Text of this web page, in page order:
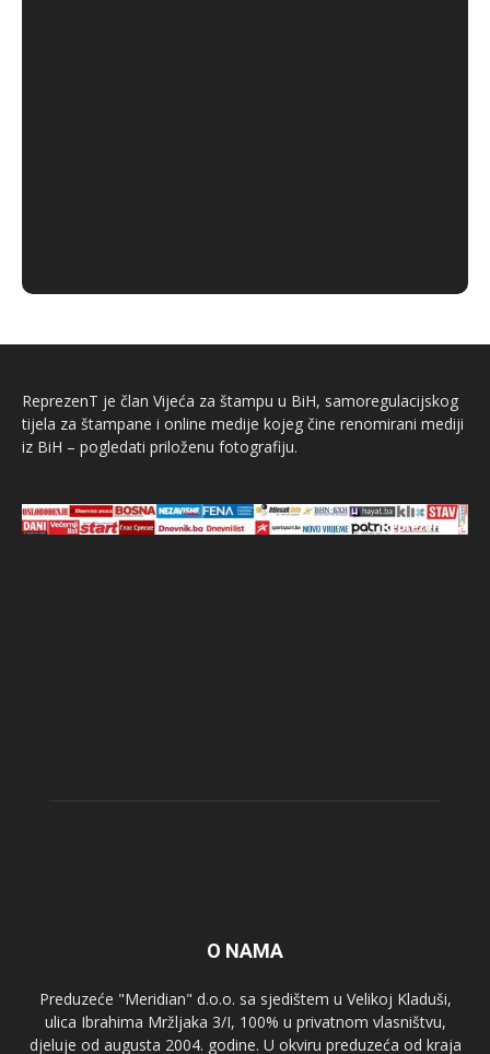
ReprezenT je član Vijeća za štampu u BiH, samoregulacijskog
tijela za štampane i online medije kojeg čine renomirani mediji
iz BiH – pogledati priloženu fotografiju.
O NAMA
Preduzeće "Meridian" d.o.o. sa sjedištem u Velikoj Kladuši,
ulica Ibrahima Mržljaka 3/I, 100% u privatnom vlasništvu,
djeluje od augusta 2004. godine. U okviru preduzeća od kraja